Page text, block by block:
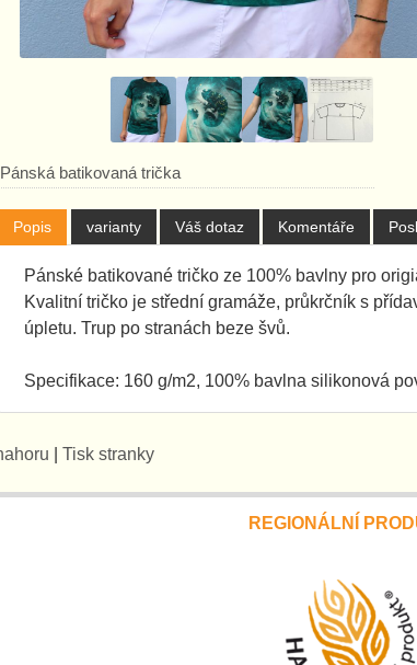
Pánská batikovaná trička
Popis varianty Váš dotaz Komentáře
Pánské batikované tričko ze 100% bavlny pro
Kvalitní tričko je střední gramáže, průkrčník s
úpletu. Trup po stranách beze švů.
Specifikace: 160 g/m2, 100% bavlna silikonová
|Tisk stranky
REGIONÁLNÍ